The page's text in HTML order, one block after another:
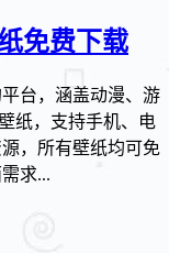
免费下载
台，涵盖动漫、游
纸，支持手机、电
，所有壁纸均可免
求...